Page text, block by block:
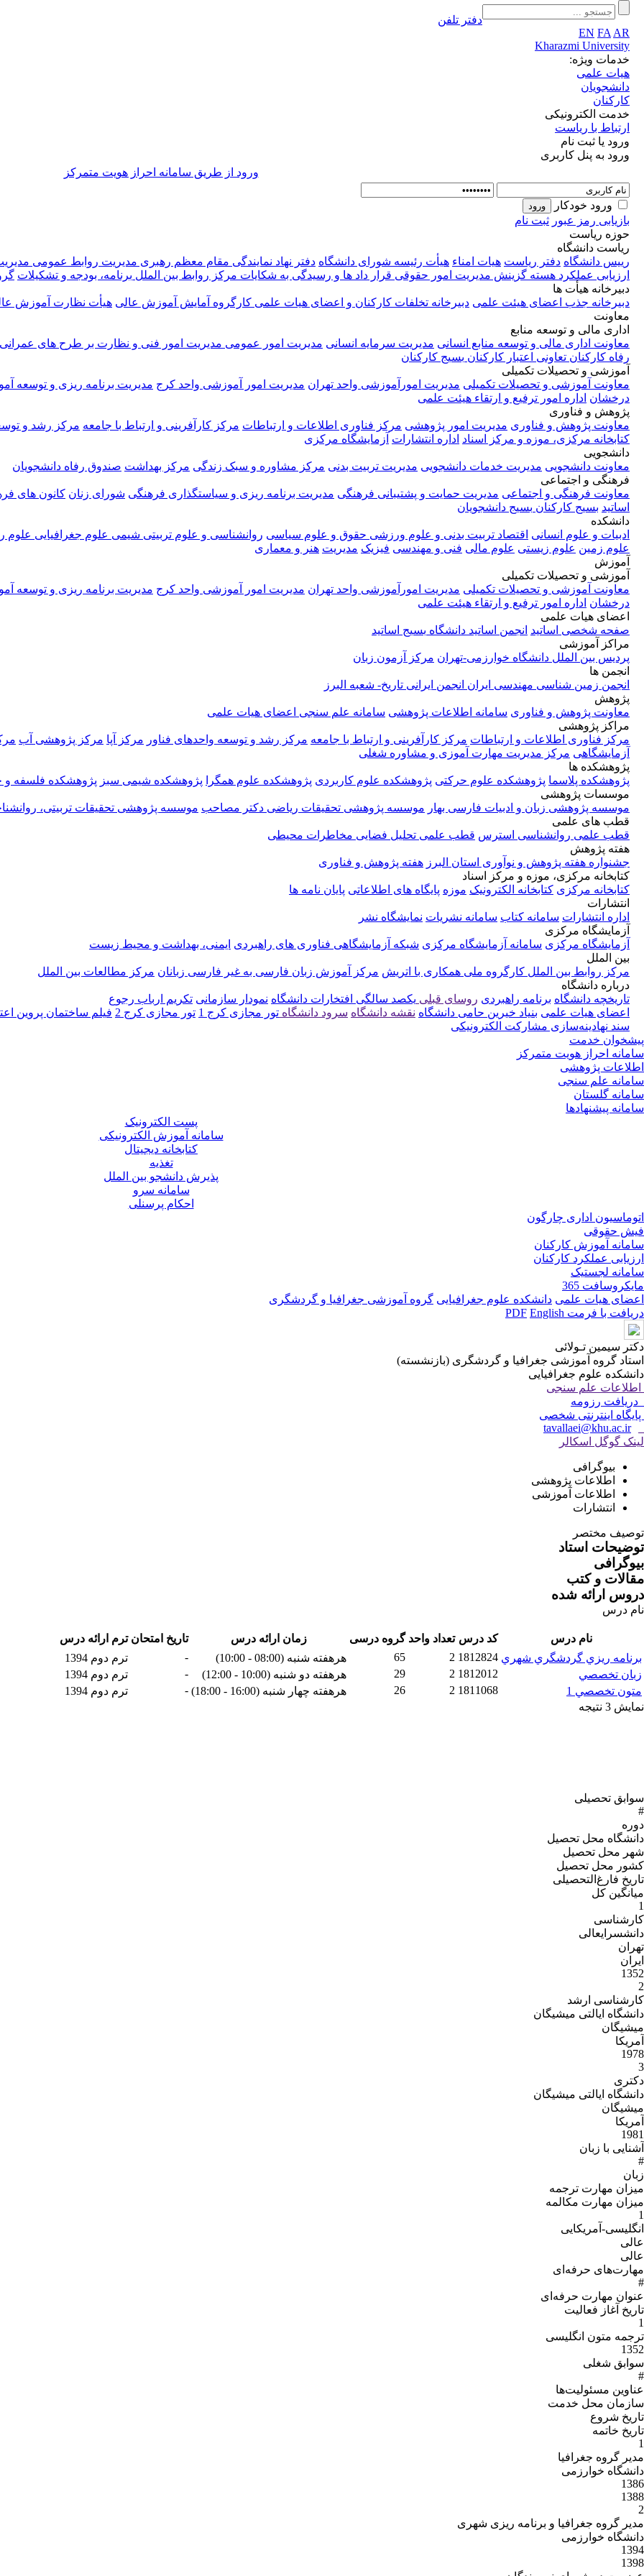
دفتر تلفن
EN FA AR
Kharazmi University
خدمات ویژه:
هیات علمی
دانشجویان
کارکنان
خدمت الکترونیکی
ارتباط با ریاست
ورود یا ثبت نام
ورود به پنل کاربری
ورود از طريق سامانه احراز هويت متمركز
ورود خودکار
بازیابی رمز عبور ثبت نام
حوزه ریاست
ریاست دانشگاه
رییس دانشگاه دفتر ریاست هیات امناء هیأت رئیسه شورای دانشگاه دفتر نهاد نمایندگی مقام معظم رهبری مدیریت روابط عمومی
ارزیابی عملکرد هسته گزینش مدیریت امور حقوقی قرار داد ها و رسیدگی به شکایات مرکز روابط بین الملل برنامه، بودجه و تشکیلات
دبیرخانه هیأت ها
دبیرخانه جذب اعضای هیئت علمی دبیرخانه تخلفات کارکنان و اعضای هیات علمی کارگروه آمایش آموزش عالی هیأت نظارت آموزش
معاونت
اداری مالی و توسعه منابع
معاونت اداری مالی و توسعه منابع انسانی مدیریت سرمایه انسانی مدیریت امور عمومی مدیریت امور فنی و نظارت بر طرح های
رفاه کارکنان تعاونی اعتبار کارکنان بسیج کارکنان
آموزشی و تحصیلات تکمیلی
معاونت آموزشی و تحصیلات تکمیلی مدیریت امورآموزشی واحد تهران مدیریت امور آموزشی واحد کرج مدیریت برنامه ریزی و توسعه
درخشان اداره امور ترفیع و ارتقاء هیئت علمی
پژوهش و فناوری
معاونت پژوهش و فناوری مدیریت امور پژوهشی مرکز فناوری اطلاعات و ارتباطات مرکز کارآفرینی و ارتباط با جامعه مرکز رشد و
کتابخانه مرکزی، موزه و مرکز اسناد اداره انتشارات آزمایشگاه مرکزی
دانشجویی
معاونت دانشجویی مدیریت خدمات دانشجویی مدیریت تربیت بدنی مرکز مشاوره و سبک زندگی مرکز بهداشت صندوق رفاه دانشجویان
فرهنگی و اجتماعی
معاونت فرهنگی و اجتماعی مدیریت حمایت و پشتیبانی فرهنگی مدیریت برنامه ریزی و سیاستگذاری فرهنگی شورای زنان کانون های
اساتید بسیج کارکنان بسیج دانشجویان
دانشکده
ادبیات و علوم انسانی اقتصاد تربیت بدنی و علوم ورزشی حقوق و علوم سیاسی روانشناسی و علوم تربیتی شیمی علوم جغرافیایی علوم
علوم زمین علوم زیستی علوم مالی فنی و مهندسی فیزیک مدیریت هنر و معماری
آموزش
آموزشی و تحصیلات تکمیلی
معاونت آموزشی و تحصیلات تکمیلی مدیریت امورآموزشی واحد تهران مدیریت امور آموزشی واحد کرج مدیریت برنامه ریزی و توسعه
درخشان اداره امور ترفیع و ارتقاء هیئت علمی
اعضای هیات علمی
صفحه شخصی اساتید انجمن اساتید دانشگاه بسیج اساتید
مراکز آموزشی
پردیس بین الملل دانشگاه خوارزمی-تهران مرکز آزمون زبان
انجمن ها
انجمن زمین شناسی مهندسی ایران انجمن ایرانی تاریخ- شعبه البرز
پژوهش
معاونت پژوهش و فناوری سامانه اطلاعات پژوهشی سامانه علم سنجی اعضای هیات علمی
مراکز پژوهشی
مرکز فناوری اطلاعات و ارتباطات مرکز کارآفرینی و ارتباط با جامعه مرکز رشد و توسعه واحدهای فناور مرکز آپا مرکز پژوهشی آب
آزمایشگاهی مرکز مدیریت مهارت آموزی و مشاوره شغلی
پژوهشکده ها
پژوهشکده پلاسما پژوهشکده علوم حرکتی پژوهشکده علوم کاربردی پژوهشکده علوم همگرا پژوهشکده شیمی سبز پژوهشکده فلسفه و
موسسات پژوهشی
موسسه پژوهشی زبان و ادبیات فارسی بهار موسسه پژوهشی تحقیقات ریاضی دکتر مصاحب موسسه پژوهشی تحقیقات تربیتی،
قطب های علمی
قطب علمی روانشناسی استرس قطب علمی تحلیل فضایی مخاطرات محیطی
هفته پژوهش
جشنواره هفته پژوهش و نوآوری استان البرز هفته پژوهش و فناوری
کتابخانه مرکزی، موزه و مرکز اسناد
کتابخانه مرکزی کتابخانه الکترونیک موزه پایگاه های اطلاعاتی پایان نامه ها
انتشارات
اداره انتشارات سامانه کتاب سامانه نشریات نمایشگاه نشر
آزمایشگاه مرکزی
آزمایشگاه مرکزی سامانه آزمایشگاه مرکزی شبکه آزمایشگاهی فناوری های راهبردی ایمنی، بهداشت و محیط زیست
بین الملل
مرکز روابط بین الملل کارگروه ملی همکاری با اتریش مرکز آموزش زبان فارسی به غیر فارسی زبانان مرکز مطالعات بین الملل
درباره دانشگاه
تاریخچه دانشگاه برنامه راهبردی روسای قبلی یکصد سالگی افتخارات دانشگاه نمودار سازمانی تکریم ارباب رجوع
اعضای هیات علمی بنیاد خیرین حامی دانشگاه نقشه دانشگاه سرود دانشگاه تور مجازی کرج 1 تور مجازی کرج 2
فیلم ساختمان پروین
سند نهادینه‌سازی مشارکت الکترونیکی
پیشخوان خدمت
سامانه احراز هویت متمرکز
اطلاعات پژوهشی
سامانه علم سنجی
سامانه گلستان
سامانه پیشنهادها
پست الکترونیک
سامانه آموزش الکترونیکی
کتابخانه دیجیتال
تغذیه
پذیرش دانشجو بین الملل
سامانه سرو
احکام پرسنلی
اتوماسیون اداری چارگون
فیش حقوقی
سامانه آموزش کارکنان
ارزیابی عملکرد کارکنان
سامانه لجستیک
مایکروسافت 365
اعضای هیات علمی دانشکده علوم جغرافیایی گروه آموزشی جغرافیا و گردشگری
دریافت با فرمت PDF English
دکتر سیمین تـولائی
استاد گروه آموزشی جغرافیا و گردشگری (بازنشسته)
دانشکده علوم جغرافیایی
اطلاعات علم سنجی
دریافت رزومه
پایگاه اینترنتی شخصی
tavallaei@khu.ac.ir
لینک گوگل اسکالر
بیوگرافی
اطلاعات پژوهشی
اطلاعات آموزشی
انتشارات
توصیف مختصر
توضیحات استاد
بیوگرافی
مقالات و کتب
دروس ارائه شده
نام درس
نام درس کد درس تعداد واحد گروه درسی زمان ارائه درس تاریخ امتحان ترم ارائه درس
برنامه ريزي گردشگري شهري 1812824
2
65 هرهفته شنبه (08:00 - 10:00) -
ترم دوم 1394
زبان تخصصي
1812012
2
29 هرهفته دو شنبه (10:00 - 12:00) -
ترم دوم 1394
متون تخصصي 1
1811068
2
26 هرهفته چهار شنبه (16:00 - 18:00) -
ترم دوم 1394
نمایش 3 نتیجه
سوابق تحصیلی
#
دوره
دانشگاه محل تحصیل
شهر محل تحصیل
کشور محل تحصیل
تاریخ فارغ‌التحصیلى
میانگین کل
1
کارشناسی
دانشسرایعالی
تهران
ایران
1352
2
کارشناسی ارشد
دانشگاه ایالتی میشیگان
میشیگان
آمریکا
1978
3
دکتری
دانشگاه ایالتی میشیگان
میشیگان
آمریکا
1981
آشنایی با زبان
#
زبان
میزان مهارت ترجمه
میزان مهارت مکالمه
1
انگلیسی-آمریکایی
عالی
عالی
مهارت‌های حرفه‌ای
#
عنوان مهارت‌ حرفه‌اى
تاریخ آغاز فعالیت
1
ترجمه متون انگلیسی
1352
سوابق شغلی
#
عناوین مسئولیت‌ها
سازمان محل خدمت
تاریخ شروع
تاریخ خاتمه
1
مدیر گروه جغرافیا
دانشگاه خوارزمی
1386
1388
2
مدیر گروه جغرافیا و برنامه ریزی شهری
دانشگاه خوارزمی
1394
1398